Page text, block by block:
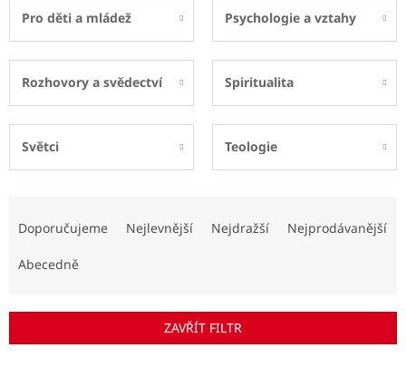
Pro děti a mládež Psychologie a vztahy
Rozhovory a svědectví Spiritualita
Světci Teologie
r
Doporučujeme Nejlevnější Nejdražší Nejprodávanější
Abecedně
ZAVŘÍT FILTR